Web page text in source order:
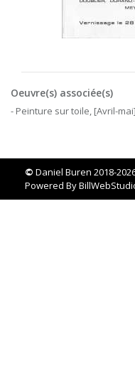
Oeuvre(s) associée(s)
- Peinture sur toile, [Avril-
© Daniel Buren 2018-
Powered By